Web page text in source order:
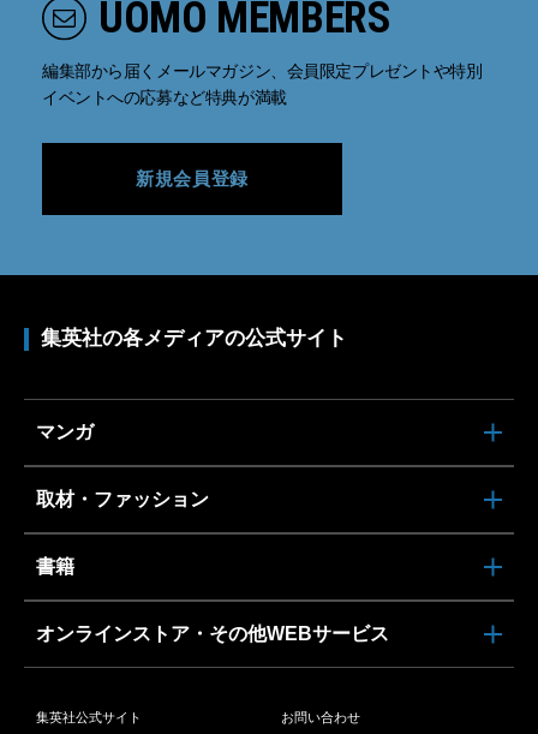
UOMO MEMBERS
編集部から届くメールマガジン、会員限定プレゼントや特別
イベントへの応募など特典が満載
新規会員登録
集英社の各メディアの公式サイト
マンガ
取材・ファッション
書籍
オンラインストア・その他WEBサービス
集英社公式サイト お問い合わせ